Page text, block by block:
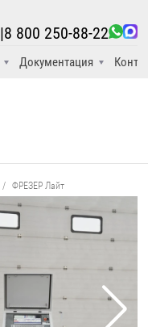
Документация
|8 800 250-88-22
/ ФРЕЗЕР Лайт